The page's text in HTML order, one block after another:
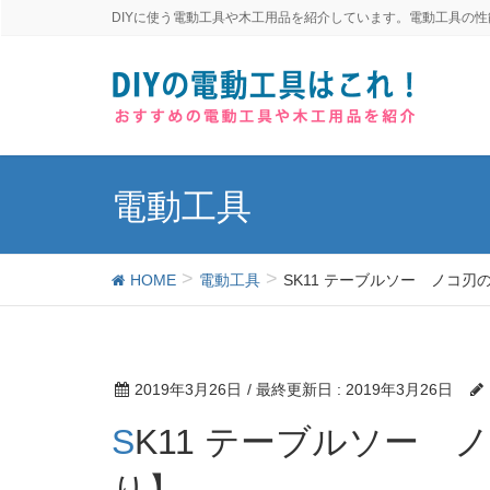
DIYに使う電動工具や木工用品を紹介しています。電動工具の
電動工具
HOME 電動工具 SK11 テーブルソー ノコ刃
2019年3月26日 / 最終更新日 : 2019年3月26日
SK11 テーブルソー ノコ刃の平行度調整の方法 【動画あ